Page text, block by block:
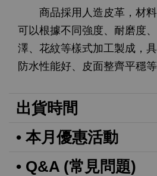
商品採用人造皮革，材料
可以根據不同強度、耐磨度
澤、花紋等樣式加工製成，
防水性能好、皮面整齊平穩等
出貨時間
• 本月優惠活動
• Q&A (常見問題)